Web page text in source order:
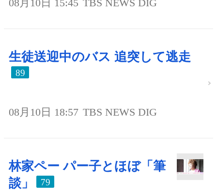
08月10日 15:45 TBS NEWS DIG
生徒送迎中のバス 追突して逃走
89
08月10日 18:57 TBS NEWS DIG
林家ペー パー子とほぼ「筆
談」
79